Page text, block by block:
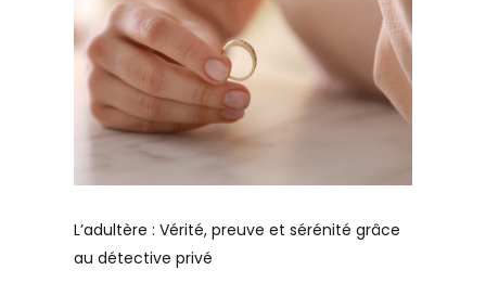
L’adultère : Vérité, preuve et sérénité grâce
au détective privé